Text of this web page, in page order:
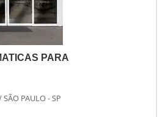
PARA
SÃO PAULO - SP